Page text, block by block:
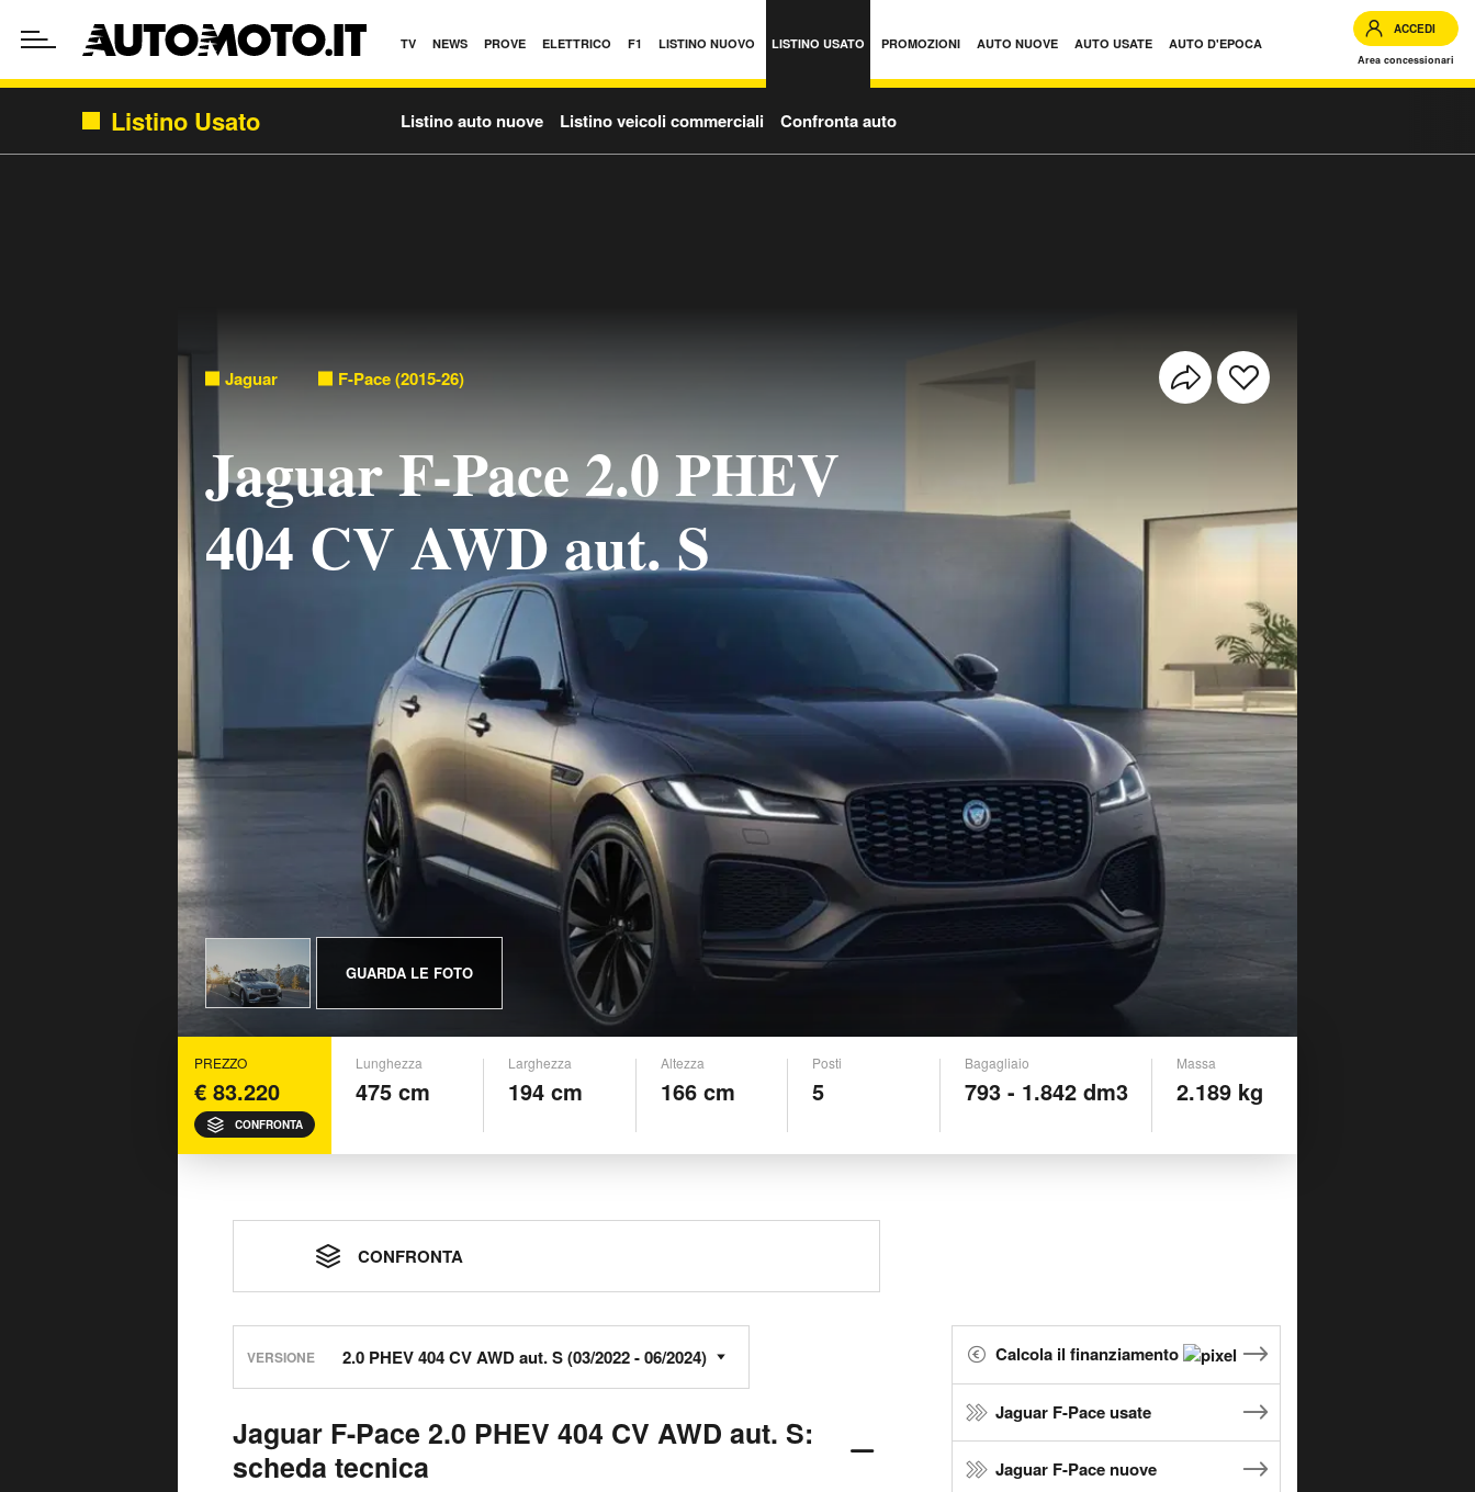
TV NEWS PROVE ELETTRICO F1 LISTINO NUOVO LISTINO USATO PROMOZIONI AUTO NUOVE AUTO USATE AUTO D'EPOCA
ACCEDI
Area concessionari
Listino Usato Listino auto nuove Listino veicoli commerciali Confronta auto
Jaguar F-Pace (2015-26)
Jaguar F-Pace 2.0 PHEV
404 CV AWD aut. S
GUARDA LE FOTO
PREZZO
€ 83.220
CONFRONTA
Lunghezza
475 cm
Larghezza
194 cm
Altezza
166 cm
Posti
5
Bagagliaio
793 - 1.842 dm3
Massa
2.189 kg
CONFRONTA
VERSIONE
Jaguar F-Pace 2.0 PHEV 404 CV AWD aut. S:
scheda tecnica
Calcola il finanziamento
Jaguar F-Pace usate
Jaguar F-Pace nuove